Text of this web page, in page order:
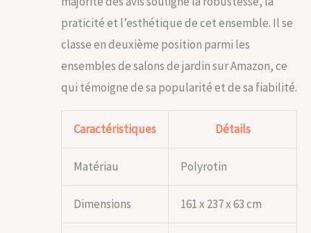
praticité et l’esthétique de cet ensemble. Il se
classe en deuxième position parmi les
ensembles de salons de jardin sur Amazon, ce
qui témoigne de sa popularité et de sa fiabilité.
Caractéristiques Détails
Matériau Polyrotin
Dimensions 161 x 237 x 63 cm